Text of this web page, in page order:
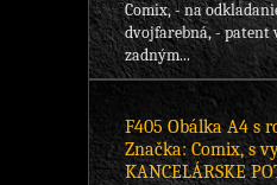
Comix, - na
dvojfarebná, - patent
zadným...
F405 Obálka A4 s
Značka: Comix, s
KANCELÁRSKE